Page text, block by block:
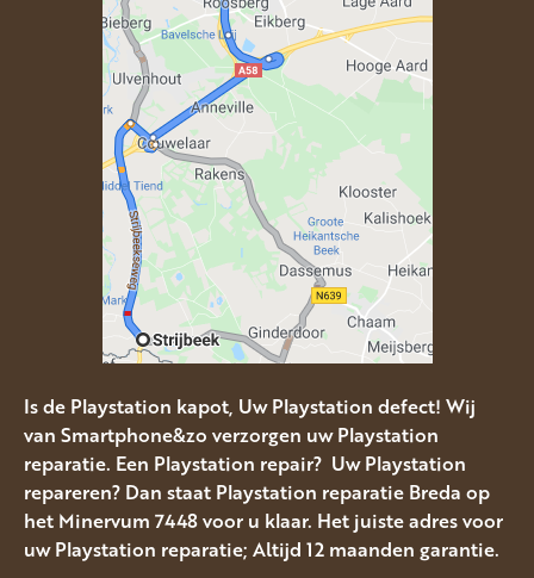
Is de Playstation kapot, Uw Playstation defect! Wij
van Smartphone&zo verzorgen uw Playstation
reparatie. Een Playstation repair? Uw Playstation
repareren? Dan staat Playstation reparatie Breda op
het Minervum 7448 voor u klaar. Het juiste adres voor
uw Playstation reparatie; Altijd 12 maanden garantie.